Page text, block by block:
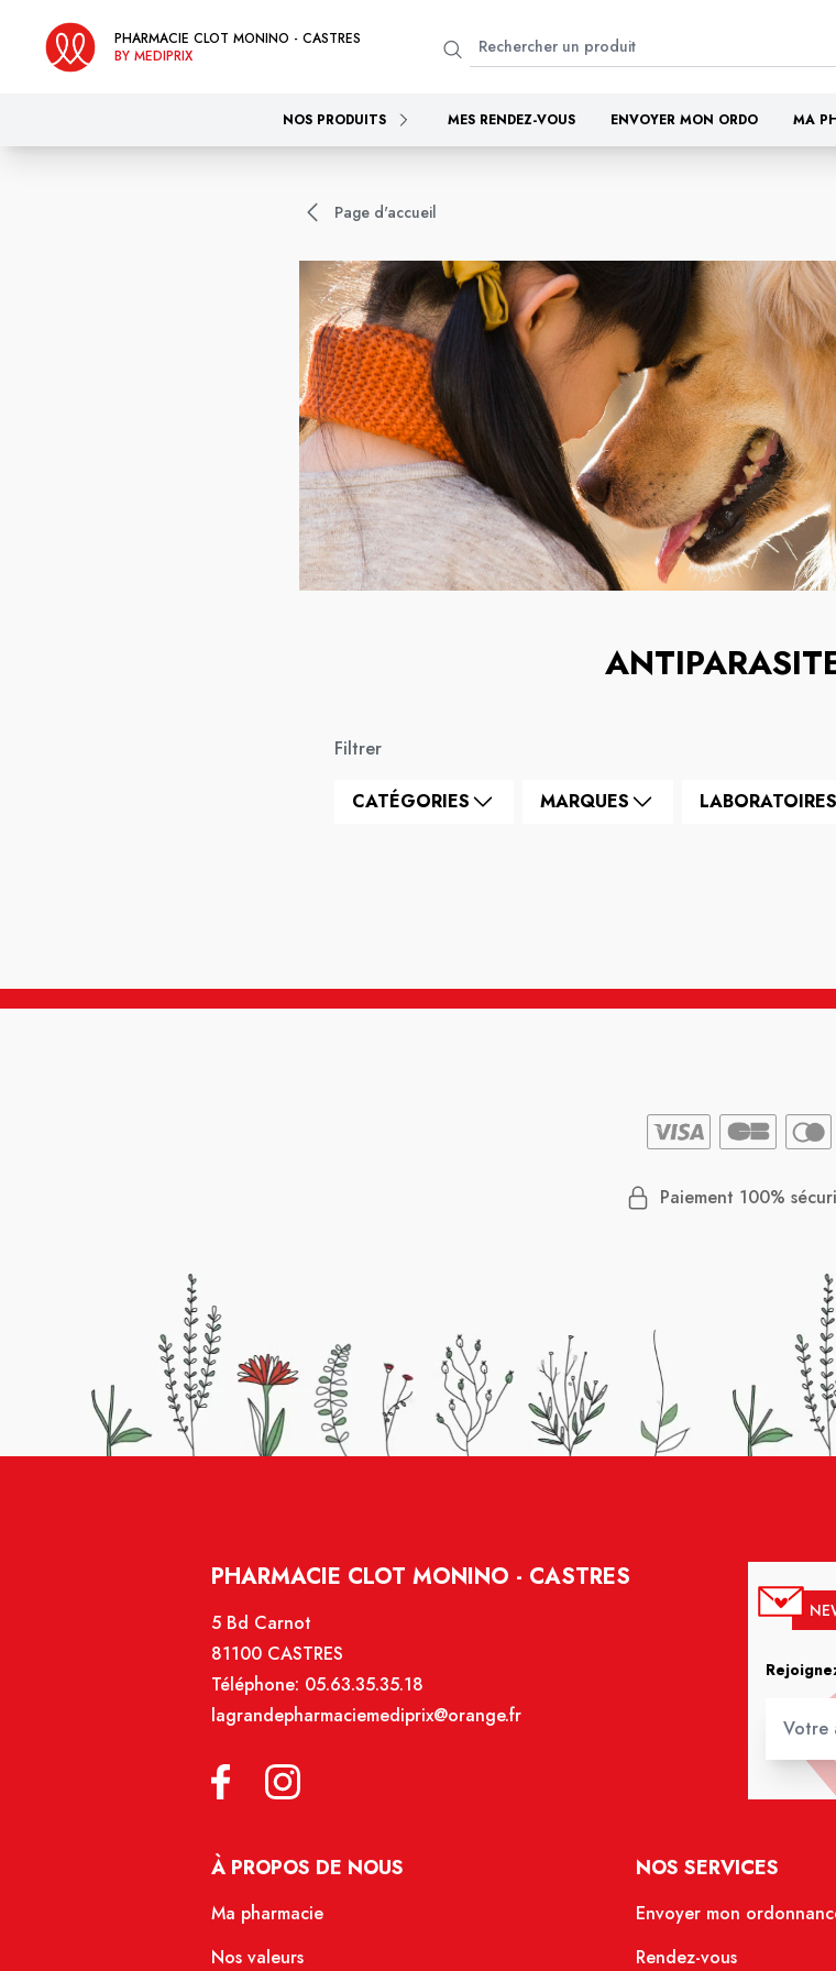
PHARMACIE CLOT MONINO - CASTRES
BY MEDIPRIX
NOS PRODUITS MES RENDEZ-VOUS ENVOYER MON ORDO MA
Page d'accueil
Filtrer
CATÉGORIES MARQUES LABORATOIRES
Paiement 100%
PHARMACIE CLOT MONINO - CASTRES
5 Bd Carnot
81100 CASTRES
Téléphone: 05.63.35.35.18
lagrandepharmaciemediprix@orange.fr
À PROPOS DE NOUS
Ma pharmacie
Nos valeurs
NOS SERVICES
Envoyer mon
Rendez-vous